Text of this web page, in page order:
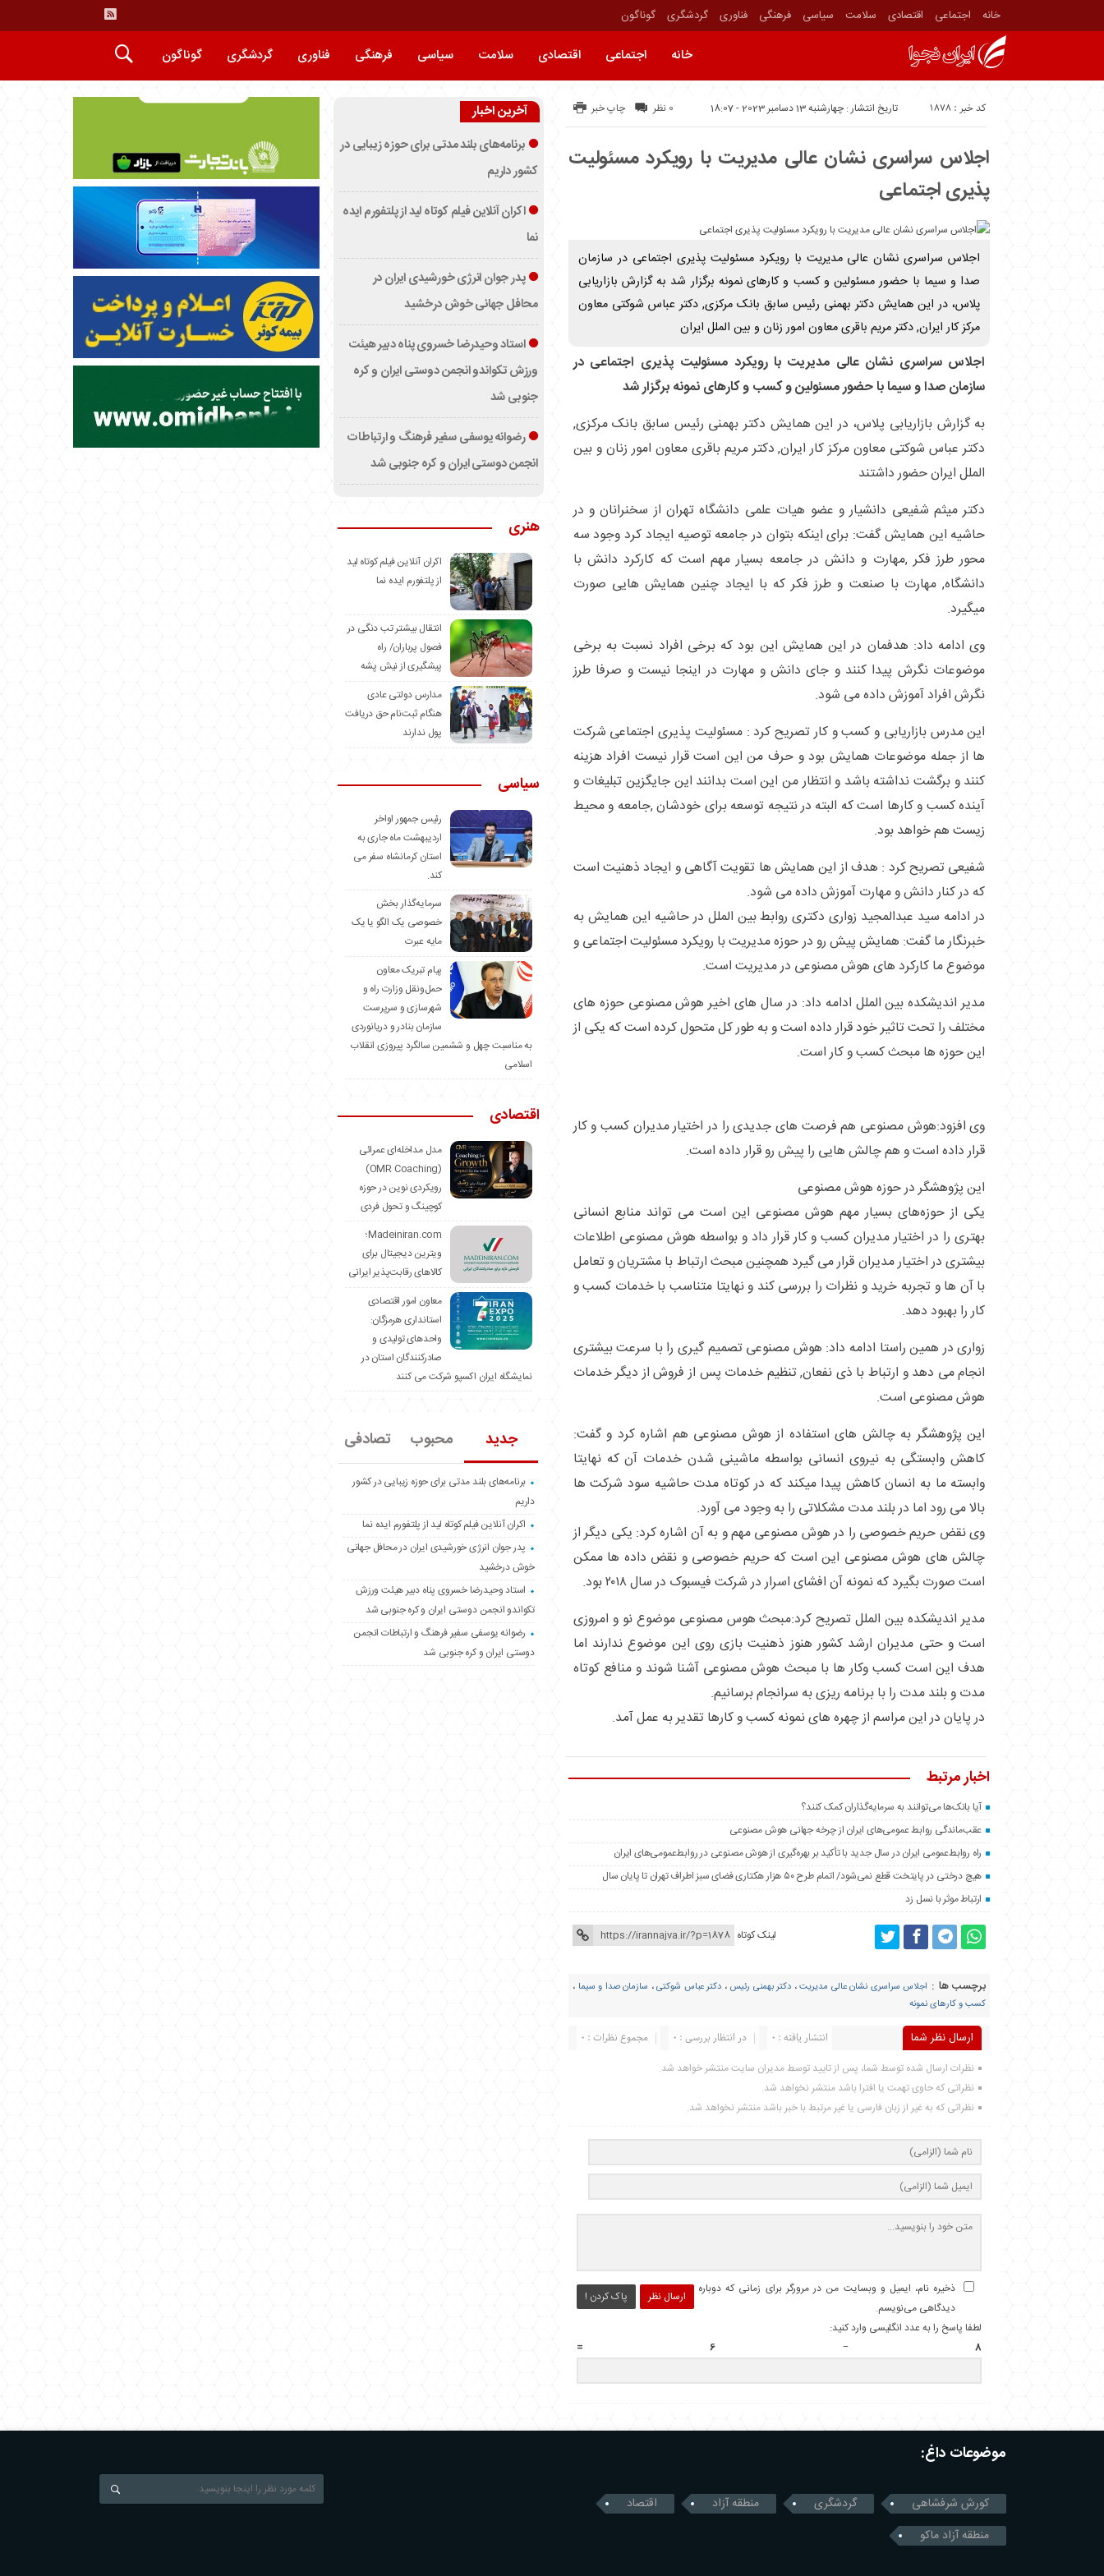
خانه اجتماعی اقتصادی سلامت سیاسی فرهنگی فناوری گردشگری گوناگون
خانه اجتماعی اقتصادی سلامت سیاسی فرهنگی فناوری گردشگری گوناگون
تاریخ انتشار : چهارشنبه 13 دسامبر 2023 - 18:07 کد خبر : 1878 چاپ خبر 0 نظر
اجلاس سراسری نشان عالی مدیریت با رویکرد مسئولیت
پذیری اجتماعی
اجلاس سراسری نشان عالی مدیریت با رویکرد مسئولیت پذیری اجتماعی در سازمان
صدا و سیما با حضور مسئولین و کسب و کارهای نمونه برگزار شد به گزارش بازاریابی
پلاس، در این همایش دکتر بهمنی رئیس سابق بانک مرکزی, دکتر عباس شوکتی معاون
مرکز کار ایران, دکتر مریم باقری معاون امور زنان و بین الملل ایران
اجلاس سراسری نشان عالی مدیریت با رویکرد مسئولیت پذیری اجتماعی در
سازمان صدا و سیما با حضور مسئولین و کسب و کارهای نمونه برگزار شد
به گزارش بازاریابی پلاس، در این همایش دکتر بهمنی رئیس سابق بانک مرکزی,
دکتر عباس شوکتی معاون مرکز کار ایران, دکتر مریم باقری معاون امور زنان و بین
الملل ایران حضور داشتند
دکتر میثم شفیعی دانشیار و عضو هیات علمی دانشگاه تهران از سخنرانان و در
حاشیه این همایش گفت: برای اینکه بتوان در جامعه توصیه ایجاد کرد وجود سه
محور طرز فکر ,مهارت و دانش در جامعه بسیار مهم است که کارکرد دانش با
دانشگاه, مهارت با صنعت و طرز فکر که با ایجاد چنین همایش هایی صورت
میگیرد.
وی ادامه داد: هدفمان در این همایش این بود که برخی افراد نسبت به برخی
موضوعات نگرش پیدا کنند و جای دانش و مهارت در اینجا نیست و صرفا طرز
نگرش افراد آموزش داده می شود.
این مدرس بازاریابی و کسب و کار تصریح کرد : مسئولیت پذیری اجتماعی شرکت
ها از جمله موضوعات همایش بود و حرف من این است قرار نیست افراد هزینه
کنند و برگشت نداشته باشد و انتظار من این است بدانند این جایگزین تبلیغات و
آینده کسب و کارها است که البته در نتیجه توسعه برای خودشان ,جامعه و محیط
زیست هم خواهد بود.
شفیعی تصریح کرد : هدف از این همایش ها تقویت آگاهی و ایجاد ذهنیت است
که در کنار دانش و مهارت آموزش داده می شود.
در ادامه سید عبدالمجید زواری دکتری روابط بین الملل در حاشیه این همایش به
خبرنگار ما گفت: همایش پیش رو در حوزه مدیریت با رویکرد مسئولیت اجتماعی و
موضوع ما کارکرد های هوش مصنوعی در مدیریت است.
مدیر اندیشکده بین الملل ادامه داد: در سال های اخیر هوش مصنوعی حوزه های
مختلف را تحت تاثیر خود قرار داده است و به طور کل متحول کرده است که یکی از
این حوزه ها مبحث کسب و کار است.
وی افزود:هوش مصنوعی هم فرصت های جدیدی را در اختیار مدیران کسب و کار
قرار داده است و هم چالش هایی را پیش رو قرار داده است.
این پژوهشگر در حوزه هوش مصنوعی
یکی از حوزه‌های بسیار مهم هوش مصنوعی این است می تواند منابع انسانی
بهتری را در اختیار مدیران کسب و کار قرار داد و بواسطه هوش مصنوعی اطلاعات
بیشتری در اختیار مدیران قرار می گیرد همچنین مبحث ارتباط با مشتریان و تعامل
با آن ها و تجربه خرید و نظرات را بررسی کند و نهایتا متناسب با خدمات کسب و
کار را بهبود دهد.
زواری در همین راستا ادامه داد: هوش مصنوعی تصمیم گیری را با سرعت بیشتری
انجام می دهد و ارتباط با ذی نفعان, تنظیم خدمات پس از فروش از دیگر خدمات
هوش مصنوعی است.
این پژوهشگر به چالش های استفاده از هوش مصنوعی هم اشاره کرد و گفت:
کاهش وابستگی به نیروی انسانی بواسطه ماشینی شدن خدمات آن که نهایتا
وابسته ما به انسان کاهش پیدا میکند که در کوتاه مدت حاشیه سود شرکت ها
بالا می رود اما در بلند مدت مشکلاتی را به وجود می آورد.
وی نقض حریم خصوصی را در هوش مصنوعی مهم و به آن اشاره کرد: یکی دیگر از
چالش های هوش مصنوعی این است که حریم خصوصی و نقض داده ها ممکن
است صورت بگیرد که نمونه آن افشای اسرار در شرکت فیسبوک در سال ۲۰۱۸ بود.
مدیر اندیشکده بین الملل تصریح کرد:مبحث هوس مصنوعی موضوع نو و امروزی
است و حتی مدیران ارشد کشور هنوز ذهنیت بازی روی این موضوع ندارند اما
هدف این است کسب وکار ها با مبحث هوش مصنوعی آشنا شوند و منافع کوتاه
مدت و بلند مدت را با برنامه ریزی به سرانجام برسانیم.
در پایان در این مراسم از چهره های نمونه کسب و کارها تقدیر به عمل آمد.
اخبار مرتبط
آیا بانک‌ها می‌توانند به سرمایه‌گذاران کمک کنند؟
عقب‌ماندگی روابط عمومی‌های ایران از چرخه جهانی هوش مصنوعی
راه روابط‌عمومی ایران در سال جدید با تأکید بر بهره‌گیری از هوش مصنوعی در روابط‌عمومی‌های ایران
هیچ درختی در پایتخت قطع نمی‌شود/ اتمام طرح ۵۰ هزار هکتاری فضای سبز اطراف تهران تا پایان سال
ارتباط موثر با نسل زد
لینک کوتاه
برچسب ها : اجلاس سراسری نشان عالی مدیریت، دکتر بهمنی رئیس ، دکتر عباس شوکتی، سازمان صدا و سیما ،
کسب و کارهای نمونه
ارسال نظر شما مجموع نظرات : 0 در انتظار بررسی : 0 انتشار یافته : 0
نظرات ارسال شده توسط شما، پس از تایید توسط مدیران سایت منتشر خواهد شد.
نظراتی که حاوی تهمت یا افترا باشد منتشر نخواهد شد.
نظراتی که به غیر از زبان فارسی یا غیر مرتبط با خبر باشد منتشر نخواهد شد.
ارسال نظر پاک کردن !
ذخیره نام، ایمیل و وبسایت من در مرورگر برای زمانی که دوباره
دیدگاهی می‌نویسم.
لطفا پاسخ را به عدد انگلیسی وارد کنید:
8 − 6 =
آخرین اخبار
برنامه‌های بلند مدتی برای حوزه زیبایی در
کشور داریم
اکران آنلاین فیلم کوتاه لید از پلتفورم ایده
نما
پدر جوان انرژی خورشیدی ایران در
محافل جهانی خوش درخشید
استاد وحیدرضا خسروی پناه دبیر هیئت
ورزش تکواندو انجمن دوستی ایران و کره
جنوبی شد
رضوانه یوسفی سفیر فرهنگ و ارتباطات
انجمن دوستی ایران و کره جنوبی شد
هنری
اکران آنلاین فیلم کوتاه لید
از پلتفورم ایده نما
انتقال بیشتر تب دنگی در
فصول پرباران/ راه
پیشگیری از نیش پشه
مدارس دولتی عادی
هنگام ثبت‌نام حق دریافت
پول ندارند
سیاسی
رئیس جمهور اواخر
اردیبهشت ماه جاری به
استان کرمانشاه سفر می
کند.
سرمایه‌گذار بخش
خصوصی یک الگو یا یک
مایه عبرت
️پیام تبریک معاون
حمل‌ونقل وزارت راه و
شهرسازی و سرپرست
سازمان بنادر و دریانوردی
به مناسبت چهل و ششمین سالگرد پیروزی انقلاب
اسلامی
اقتصادی
مدل مداخله‌ای عمرائی
(OMR Coaching)
رویکردی نوین در حوزه
کوچینگ و تحول فردی
Madeiniran.com؛
ویترین دیجیتال برای
کالاهای رقابت‌پذیر ایرانی
معاون امور اقتصادی
استانداری هرمزگان:
واحدهای تولیدی و
صادرکنندگان استان در
نمایشگاه ایران اکسپو شرکت می کنند
جدید محبوب تصادفی
برنامه‌های بلند مدتی برای حوزه زیبایی در کشور
داریم
اکران آنلاین فیلم کوتاه لید از پلتفورم ایده نما
پدر جوان انرژی خورشیدی ایران در محافل جهانی
خوش درخشید
استاد وحیدرضا خسروی پناه دبیر هیئت ورزش
تکواندو انجمن دوستی ایران و کره جنوبی شد
رضوانه یوسفی سفیر فرهنگ و ارتباطات انجمن
دوستی ایران و کره جنوبی شد
موضوعات داغ:
کورش شرفشاهی گردشگری منطقه آزاد
اقتصاد
منطقه آزاد ماکو